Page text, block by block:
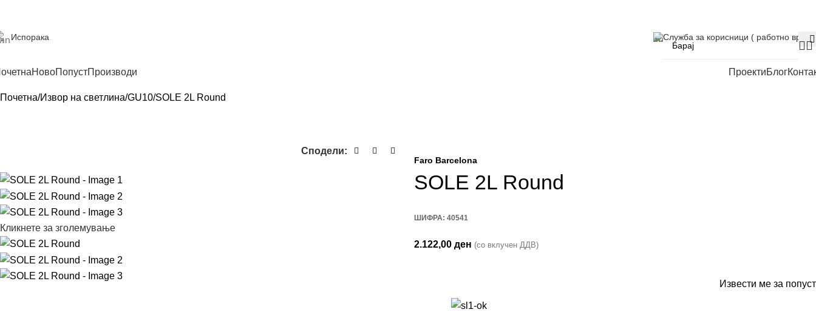
Испорака Служба за корисници ( работно
НовоПопустПроизводи ПроектиБлог
Почетна Извор на светлина GU10 SOLE 2L Round
Сподели:
Кликнете за зголемување
Faro Barcelona
SOLE 2L Round
ШИФРА: 40541
2.122,00 ден (со вклучен ДДВ)
Извести ме за попуст